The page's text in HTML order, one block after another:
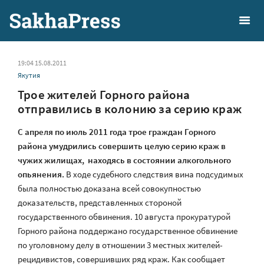
19:04 15.08.2011
Якутия
Трое жителей Горного района
отправились в колонию за серию краж
С апреля по июль 2011 года трое граждан Горного
района умудрились совершить целую серию краж в
чужих жилищах, находясь в состоянии алкогольного
опьянения. В ходе судебного следствия вина подсудимых
была полностью доказана всей совокупностью
доказательств, представленных стороной
государственного обвинения. 10 августа прокуратурой
Горного района поддержано государственное обвинение
по уголовному делу в отношении 3 местных жителей-
рецидивистов, совершивших ряд краж. Как сообщает